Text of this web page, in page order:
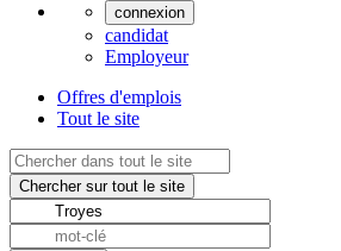
connexion
candidat
Employeur
Offres d'emplois
Tout le site